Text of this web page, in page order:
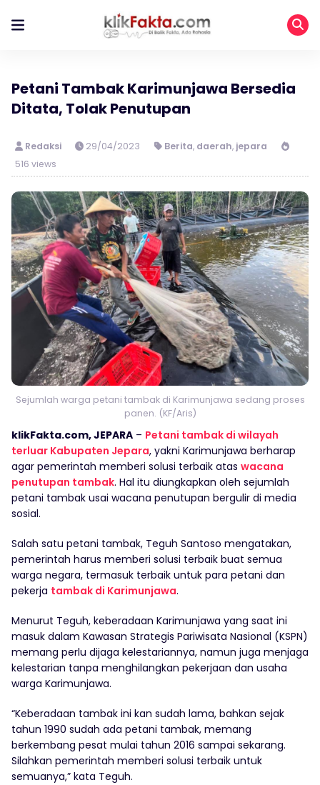
Petani Tambak Karimunjawa Bersedia
Ditata, Tolak Penutupan
Redaksi 29/04/2023 Berita, daerah, jepara
516 views
Sejumlah warga petani tambak di Karimunjawa sedang proses
panen. (KF/Aris)
klikFakta.com, JEPARA – Petani tambak di wilayah
terluar Kabupaten Jepara, yakni Karimunjawa berharap
agar pemerintah memberi solusi terbaik atas wacana
penutupan tambak. Hal itu diungkapkan oleh sejumlah
petani tambak usai wacana penutupan bergulir di media
sosial.
Salah satu petani tambak, Teguh Santoso mengatakan,
pemerintah harus memberi solusi terbaik buat semua
warga negara, termasuk terbaik untuk para petani dan
pekerja tambak di Karimunjawa.
Menurut Teguh, keberadaan Karimunjawa yang saat ini
masuk dalam Kawasan Strategis Pariwisata Nasional (KSPN)
memang perlu dijaga kelestariannya, namun juga menjaga
kelestarian tanpa menghilangkan pekerjaan dan usaha
warga Karimunjawa.
“Keberadaan tambak ini kan sudah lama, bahkan sejak
tahun 1990 sudah ada petani tambak, memang
berkembang pesat mulai tahun 2016 sampai sekarang.
Silahkan pemerintah memberi solusi terbaik untuk
semuanya,” kata Teguh.